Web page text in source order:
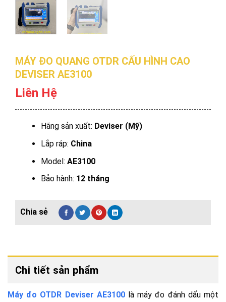
MÁY ĐO QUANG OTDR CẤU HÌNH CAO
DEVISER AE3100
Liên Hệ
Hãng sản xuất: Deviser (Mỹ)
Lắp ráp: China
Model: AE3100
Bảo hành: 12 tháng
Chi tiết sản phẩm
Máy đo OTDR Deviser AE3100là máy đo đánh dấu một